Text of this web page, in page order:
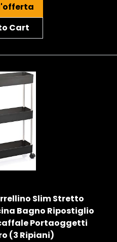
Cart
Slim Stretto
Bagno Ripostiglio
Portaoggetti
(3 Ripiani)